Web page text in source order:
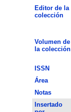
Editor de la
colección
Volumen de
la colección
ISSN
Área
Notas
Insertado